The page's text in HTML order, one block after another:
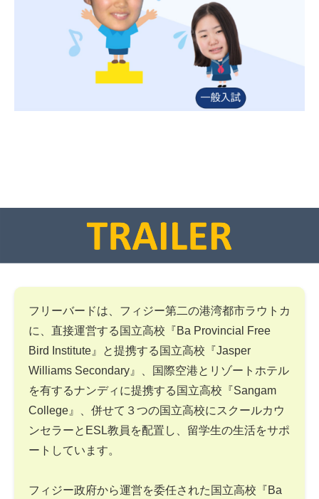
フリーバードは、フィジー第二の港湾都市ラウトカ
に、直接運営する国立高校『Ba Provincial Free
Bird Institute』と提携する国立高校『Jasper
Williams Secondary』、国際空港とリゾートホテル
を有するナンディに提携する国立高校『Sangam
College』、併せて３つの国立高校にスクールカウ
ンセラーとESL教員を配置し、留学生の生活をサポ
ートしています。
フィジー政府から運営を委任された国立高校『Ba